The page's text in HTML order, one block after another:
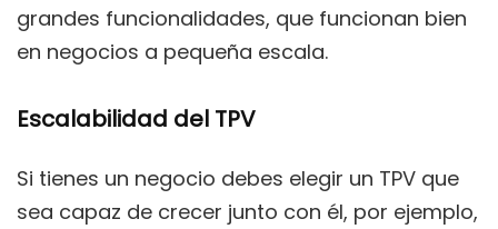
grandes funcionalidades, que funcionan bien
en negocios a pequeña escala.
Escalabilidad del TPV
Si tienes un negocio debes elegir un TPV que
sea capaz de crecer junto con él, por ejemplo,